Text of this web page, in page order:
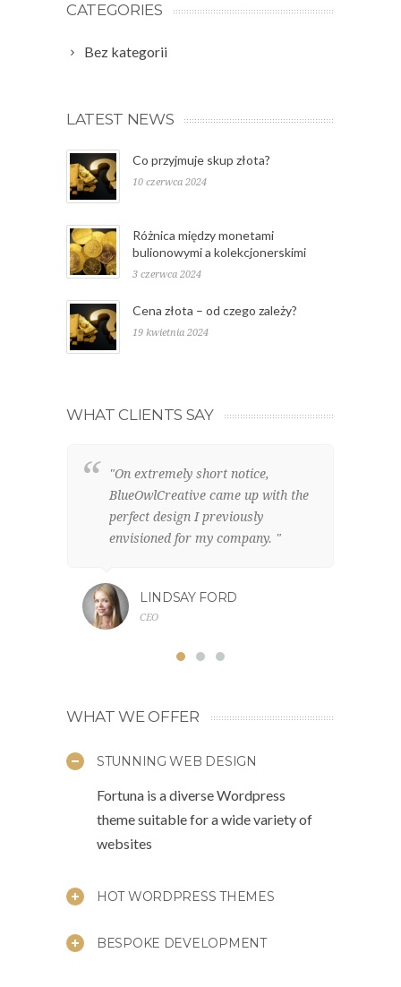
CATEGORIES
Bez kategorii
LATEST NEWS
Co przyjmuje skup złota?
10 czerwca 2024
Różnica między monetami
bulionowymi a kolekcjonerskimi
3 czerwca 2024
Cena złota – od czego zależy?
19 kwietnia 2024
WHAT CLIENTS SAY
"On extremely short notice,
BlueOwlCreative came up with the
perfect design I previously
envisioned for my company. "
LINDSAY FORD
CEO
WHAT WE OFFER
STUNNING WEB DESIGN
Fortuna is a diverse Wordpress
theme suitable for a wide variety of
websites
HOT WORDPRESS THEMES
BESPOKE DEVELOPMENT